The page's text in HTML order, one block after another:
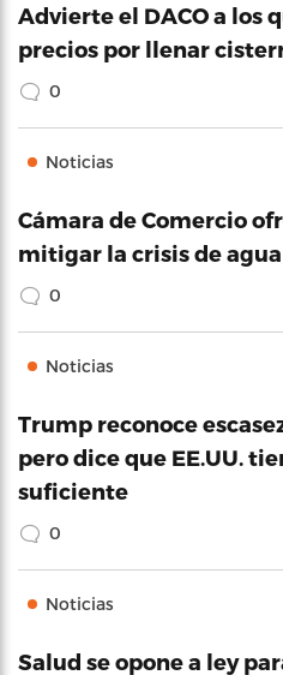
Advierte el DACO a los
precios por llenar
0
Noticias
Cámara de Comercio
mitigar la crisis de agua
0
Noticias
Trump reconoce
pero dice que EE.UU.
suficiente
0
Noticias
Salud se opone a ley